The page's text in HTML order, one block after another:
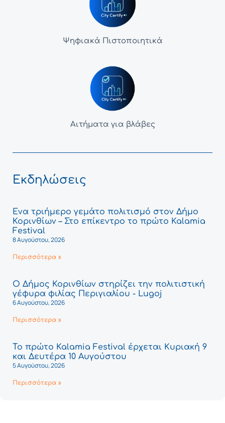
Ψηφιακά Πιστοποιητικά
Αιτήματα για βλάβες
Εκδηλώσεις
Ένα τριήμερο γεμάτο πολιτισμό στον Δήμο
Κορινθίων – Στο επίκεντρο το πρώτο Kalamia
Festival
8 Αυγούστου, 2026
Περισσότερα »
Ο Δήμος Κορινθίων στηρίζει την πολιτιστική
γέφυρα φιλίας Περιγιαλίου - Lugoj
6 Αυγούστου, 2026
Περισσότερα »
Το πρώτο Kalamia Festival έρχεται Κυριακή 9
και Δευτέρα 10 Αυγούστου
5 Αυγούστου, 2026
Περισσότερα »